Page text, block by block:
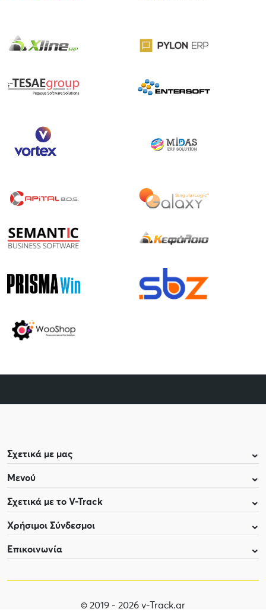
Σχετικά με μας
Μενού
Σχετικά με το V-Track
Χρήσιμοι Σύνδεσμοι
Επικοινωνία
© 2019 - 2026 v-Track.gr